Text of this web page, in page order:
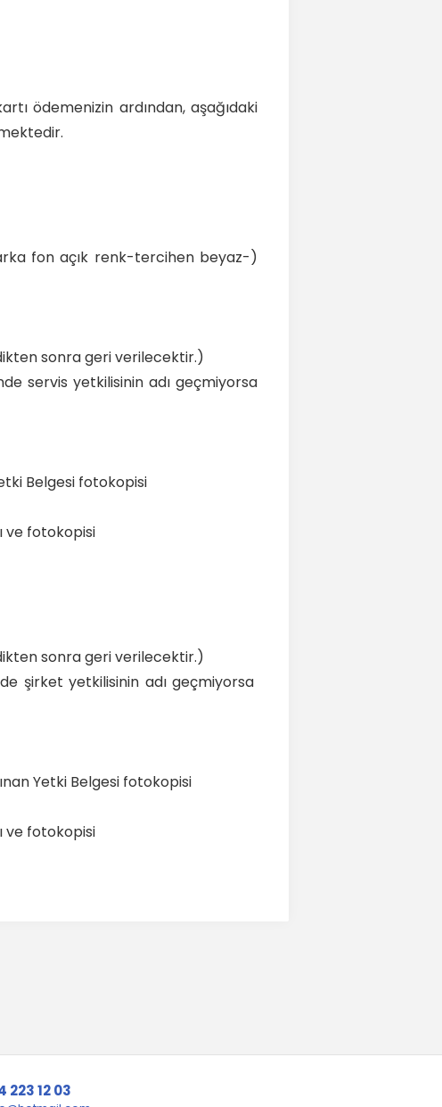
ödemenizin ardından, aşağıdaki
fon açık renk-tercihen beyaz-)
sonra geri verilecektir.)
servis yetkilisinin adı geçmiyorsa
Belgesi fotokopisi
ve fotokopisi
sonra geri verilecektir.)
şirket yetkilisinin adı geçmiyorsa
Yetki Belgesi fotokopisi
ve fotokopisi
223 12 03